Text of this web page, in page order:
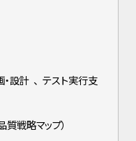
・設計 、 テスト実行支
質戦略マップ）